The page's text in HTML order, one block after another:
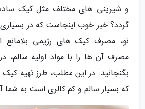
و شیرینی های مختلف مثل کیک
گردد؟ خبر خوب اینجاست که در بسیاری
نو، مصرف کیک های رژیمی
مصرف آن ها را با مواد اولیه سالم،
بگنجانید. در این مطلب، طرز تهیه کیک
که بسیار سالم و کم کالری است به